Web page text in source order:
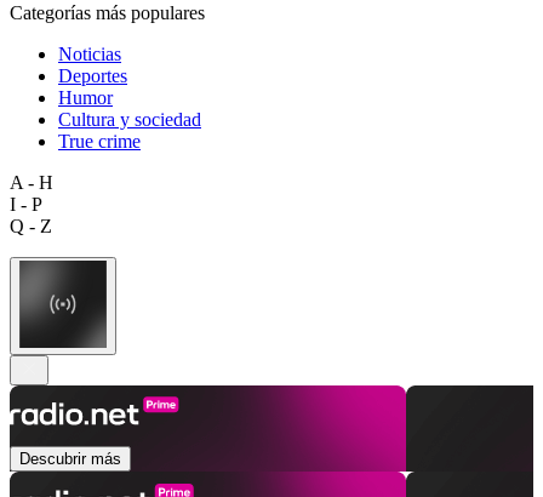
Categorías más populares
Noticias
Deportes
Humor
Cultura y sociedad
True crime
A - H
I - P
Q - Z
Descubrir más